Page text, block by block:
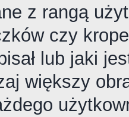
z rangą
czy
lub jaki
większy